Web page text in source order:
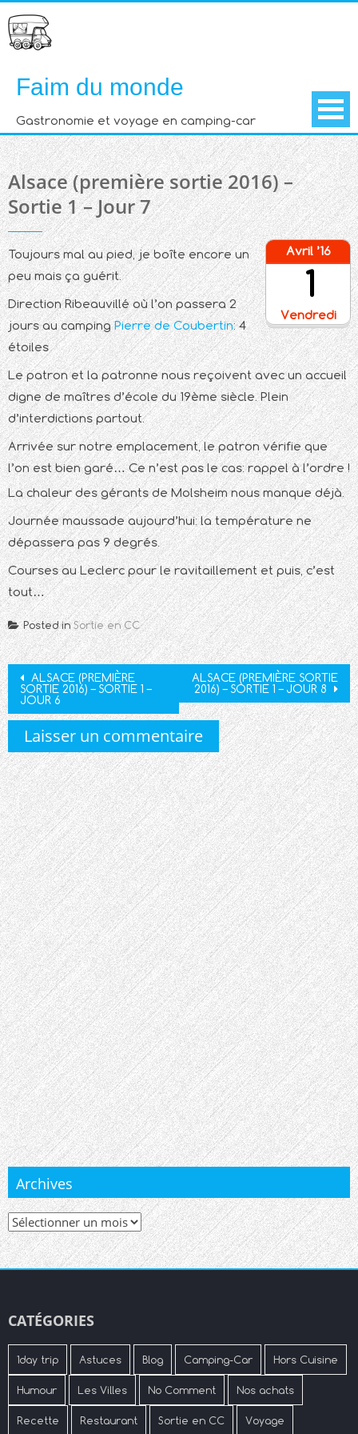
to
content
Faim du monde
Gastronomie et voyage en camping-car
Alsace (première sortie 2016) –
Sortie 1 – Jour 7
Vendredi
Avril ’16
1
Toujours mal au pied, je boîte encore un
peu mais ça guérit.
Direction Ribeauvillé où l’on passera 2
jours au campingPierre de Coubertin: 4
étoiles
Le patron et la patronne nous reçoivent avec un accueil
digne de maîtres d’école du 19ème siècle. Plein
d’interdictions partout.
Arrivée sur notre emplacement, le patron vérifie que
l’on est bien garé… Ce n’est pas le cas: rappel à l’ordre !
La chaleur des gérants de Molsheim nous manque déjà.
Journée maussade aujourd’hui: la température ne
dépassera pas 9 degrés.
Courses au Leclerc pour le ravitaillement et puis, c’est
tout…
Posted inSortie en CC
Post
navigation
ALSACE (PREMIÈRE
SORTIE 2016) – SORTIE 1 –
JOUR 6
ALSACE (PREMIÈRE SORTIE
2016) – SORTIE 1 – JOUR 8
Laisser un commentaire
Archives
Archives
CATÉGORIES
1day trip Astuces Blog Camping-Car Hors Cuisine
Humour Les Villes No Comment Nos achats
Recette Restaurant Sortie en CC Voyage